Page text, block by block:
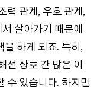
력 관계, 우호 관계,
살아가기 때문에
을 하게 되죠. 특히,
선 상호 간 많은 이
수 있습니다. 하지만